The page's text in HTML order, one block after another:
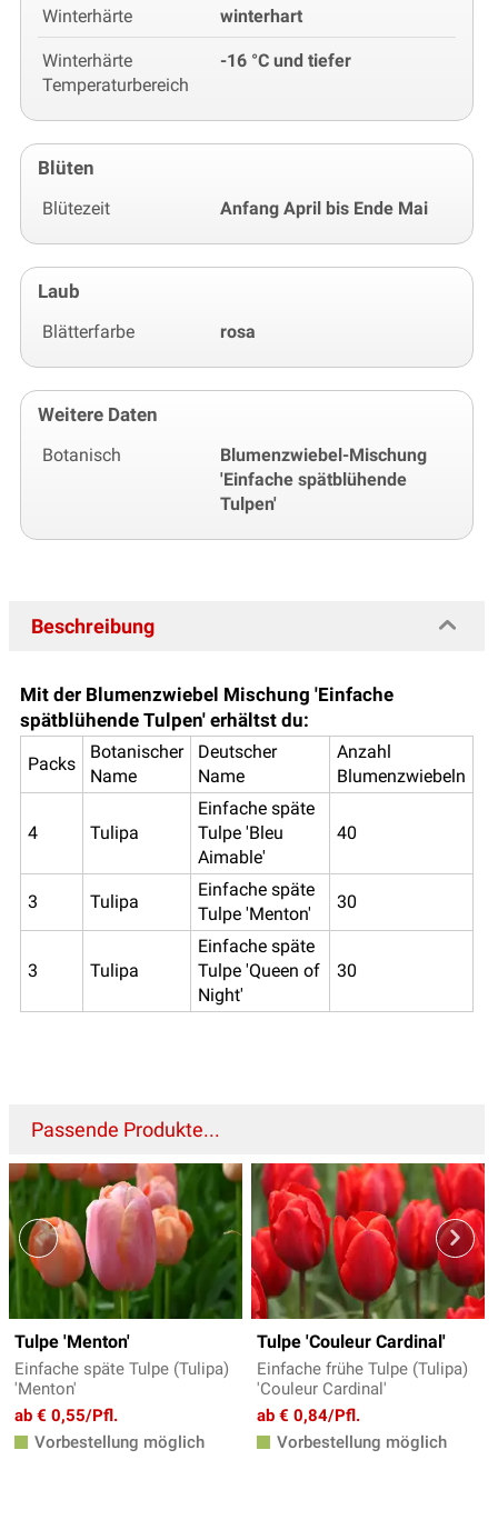
Winterhärte winterhart
Winterhärte
Temperaturbereich
-16 °C und tiefer
Blüten
Blütezeit Anfang April bis Ende Mai
Laub
Blätterfarbe rosa
Weitere Daten
Botanisch
Blumenzwiebel-Mischung
'Einfache spätblühende
Tulpen'
Beschreibung
Mit der Blumenzwiebel Mischung 'Einfache
spätblühende Tulpen' erhältst du:
Packs
Botanischer
Name
Deutscher
Name
Anzahl
Blumenzwiebeln
4 Tulipa
Einfache späte
Tulpe 'Bleu
Aimable'
40
3 Tulipa
Einfache späte
Tulpe 'Menton'
30
3 Tulipa
Einfache späte
Tulpe 'Queen of
Night'
30
Passende Produkte...
Tulpe 'Menton'
Einfache späte Tulpe (Tulipa)
'Menton'
ab € 0,55/Pfl.
Vorbestellung möglich
Tulpe 'Couleur Cardinal'
Einfache frühe Tulpe (Tulipa)
'Couleur Cardinal'
ab € 0,84/Pfl.
Vorbestellung möglich